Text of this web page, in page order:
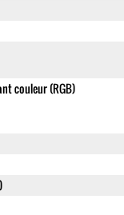
couleur (RGB)